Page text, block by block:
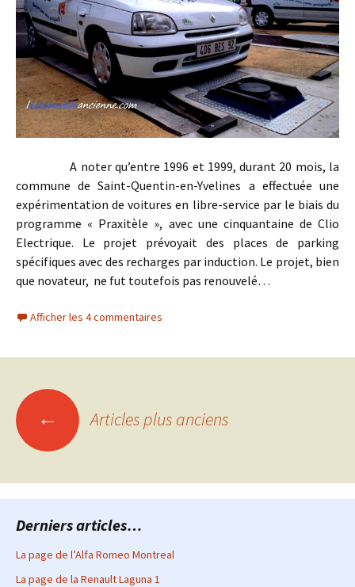
A noter qu’entre 1996 et 1999, durant 20 mois, la
commune de Saint-Quentin-en-Yvelines a effectuée une
expérimentation de voitures en libre-service par le biais du
programme « Praxitèle », avec une cinquantaine de Clio
Electrique. Le projet prévoyait des places de parking
spécifiques avec des recharges par induction. Le projet, bien
que novateur, ne fut toutefois pas renouvelé…
Afficher les 4 commentaires
Navigation
des
articles
← Articles plus anciens
Derniers articles…
La page de l’Alfa Romeo Montreal
La page de la Renault Laguna 1